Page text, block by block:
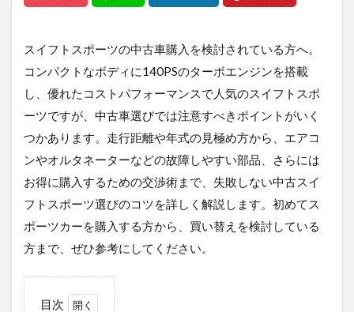
スイフトスポーツの中古車購入を検討されている方へ。
コンパクトなボディに140PSのターボエンジンを搭載
し、優れたコストパフォーマンスで人気のスイフトスポ
ーツですが、中古車選びでは注意すべきポイントがいく
つかあります。走行距離や年式の見極め方から、エアコ
ンやオルタネーターなどの故障しやすい部品、さらには
お得に購入するための交渉術まで、失敗しない中古スイ
フトスポーツ選びのコツを詳しく解説します。初めてス
ポーツカーを購入する方から、買い替えを検討している
方まで、ぜひ参考にしてください。
目次